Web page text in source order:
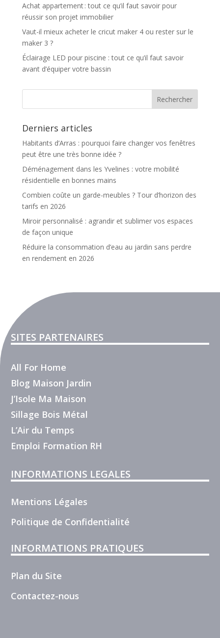
Achat appartement : tout ce qu’il faut savoir pour
réussir son projet immobilier
Vaut-il mieux acheter le cricut maker 4 ou rester sur le
maker 3 ?
Éclairage LED pour piscine : tout ce qu’il faut savoir
avant d’équiper votre bassin
Derniers articles
Habitants d’Arras : pourquoi faire changer vos fenêtres
peut être une très bonne idée ?
Déménagement dans les Yvelines : votre mobilité
résidentielle en bonnes mains
Combien coûte un garde-meubles ? Tour d’horizon des
tarifs en 2026
Miroir personnalisé : agrandir et sublimer vos espaces
de façon unique
Réduire la consommation d’eau au jardin sans perdre
en rendement en 2026
SITES PARTENAIRES
All For Home
Blog Maison Jardin
J’Isole Ma Maison
Sillage Bois Métal
L’Air du Temps
Emploi Formation RH
INFORMATIONS LEGALES
Mentions Légales
Politique de Confidentialité
INFORMATIONS PRATIQUES
Plan du Site
Contactez-nous